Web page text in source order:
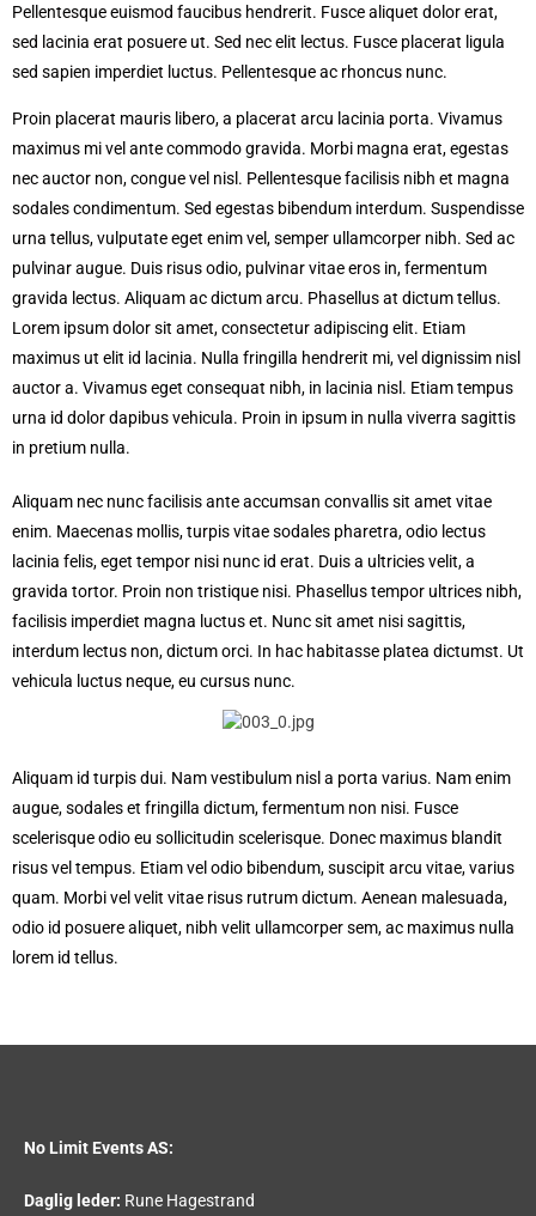
Pellentesque euismod faucibus hendrerit. Fusce aliquet dolor erat,
sed lacinia erat posuere ut. Sed nec elit lectus. Fusce placerat ligula
sed sapien imperdiet luctus. Pellentesque ac rhoncus nunc.
Proin placerat mauris libero, a placerat arcu lacinia porta. Vivamus
maximus mi vel ante commodo gravida. Morbi magna erat, egestas
nec auctor non, congue vel nisl. Pellentesque facilisis nibh et magna
sodales condimentum. Sed egestas bibendum interdum. Suspendisse
urna tellus, vulputate eget enim vel, semper ullamcorper nibh. Sed ac
pulvinar augue. Duis risus odio, pulvinar vitae eros in, fermentum
gravida lectus. Aliquam ac dictum arcu. Phasellus at dictum tellus.
Lorem ipsum dolor sit amet, consectetur adipiscing elit. Etiam
maximus ut elit id lacinia. Nulla fringilla hendrerit mi, vel dignissim nisl
auctor a. Vivamus eget consequat nibh, in lacinia nisl. Etiam tempus
urna id dolor dapibus vehicula. Proin in ipsum in nulla viverra sagittis
in pretium nulla.
Aliquam nec nunc facilisis ante accumsan convallis sit amet vitae
enim. Maecenas mollis, turpis vitae sodales pharetra, odio lectus
lacinia felis, eget tempor nisi nunc id erat. Duis a ultricies velit, a
gravida tortor. Proin non tristique nisi. Phasellus tempor ultrices nibh,
facilisis imperdiet magna luctus et. Nunc sit amet nisi sagittis,
interdum lectus non, dictum orci. In hac habitasse platea dictumst. Ut
vehicula luctus neque, eu cursus nunc.
Aliquam id turpis dui. Nam vestibulum nisl a porta varius. Nam enim
augue, sodales et fringilla dictum, fermentum non nisi. Fusce
scelerisque odio eu sollicitudin scelerisque. Donec maximus blandit
risus vel tempus. Etiam vel odio bibendum, suscipit arcu vitae, varius
quam. Morbi vel velit vitae risus rutrum dictum. Aenean malesuada,
odio id posuere aliquet, nibh velit ullamcorper sem, ac maximus nulla
lorem id tellus.
No Limit Events AS:
Daglig leder: Rune Hagestrand